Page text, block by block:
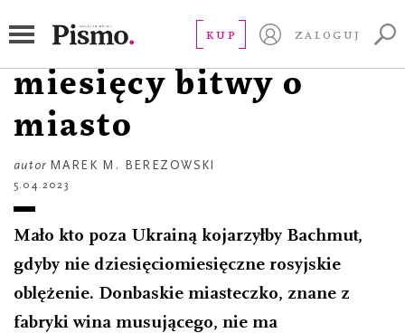
KUP ZALOGUJ
Bachmut. Dziesięć
miesięcy bitwy o
miasto
autor MAREK M. BEREZOWSKI
5.04.2023
Mało kto poza Ukrainą kojarzyłby Bachmut,
gdyby nie dziesięciomiesięczne rosyjskie
oblężenie. Donbaskie miasteczko, znane z
fabryki wina musującego, nie ma